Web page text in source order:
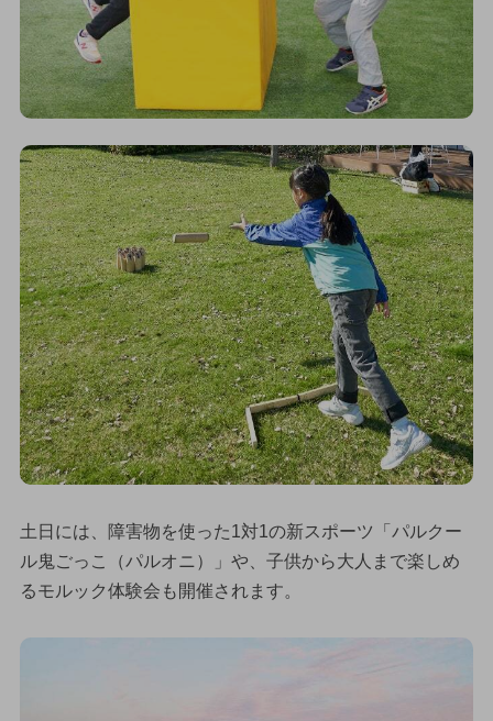
土日には、障害物を使った1対1の新スポーツ「パルクー
ル鬼ごっこ（パルオニ）」や、子供から大人まで楽しめ
るモルック体験会も開催されます。